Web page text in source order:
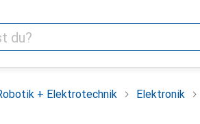
+ Elektrotechnik Elektronik